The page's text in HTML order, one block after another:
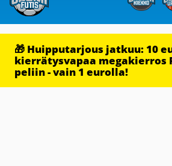
🎁 Huipputarjous jatkuu: 10
kierrätysvapaa megakierros
peliin - vain 1 eurolla!